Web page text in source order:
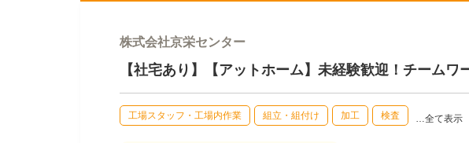
株式会社京栄センター
【社宅あり】【アットホーム】未経験歓迎！チームワ
工場スタッフ・工場内作業 組立・組付け 加工 検査 …全て表示